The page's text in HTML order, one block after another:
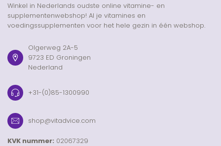
Winkel in Nederlands oudste online vitamine- en
supplementenwebshop! Al je vitamines en
voedingssupplementen voor het hele gezin in één webshop.
Olgerweg 2A-5
9723 ED Groningen
Nederland
+31-(0)85-1300990
shop@vitadvice.com
KVK nummer: 02067329